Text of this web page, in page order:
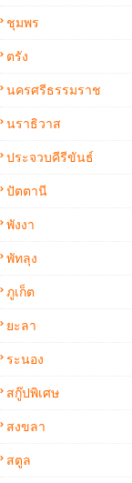
ชุมพร
ตรัง
นครศรีธรรมราช
นราธิวาส
ประจวบคีรีขันธ์
ปัตตานี
พังงา
พัทลุง
ภูเก็ต
ยะลา
ระนอง
สกู๊ปพิเศษ
สงขลา
สตูล